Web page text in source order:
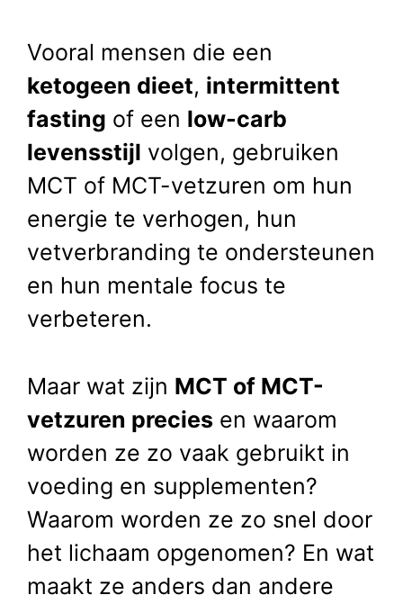
Vooral mensen die een
ketogeen dieet, intermittent
fasting of een low-carb
levensstijl volgen, gebruiken
MCT of MCT-vetzuren om hun
energie te verhogen, hun
vetverbranding te ondersteunen
en hun mentale focus te
verbeteren.
Maar wat zijn MCT of MCT-
vetzuren precies en waarom
worden ze zo vaak gebruikt in
voeding en supplementen?
Waarom worden ze zo snel door
het lichaam opgenomen? En wat
maakt ze anders dan andere